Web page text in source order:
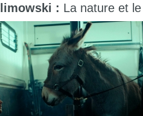
: La nature et